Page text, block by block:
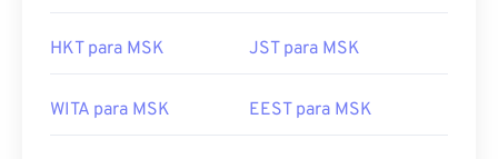
HKT para MSK JST para MSK
WITA para MSK EEST para MSK